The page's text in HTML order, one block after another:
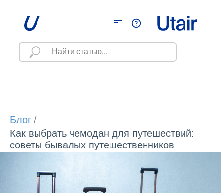
Блог /
Как выбрать чемодан для путешествий:
советы бывалых путешественников